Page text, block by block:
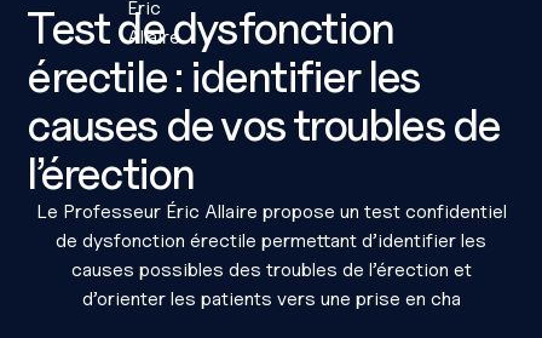
Test de dysfonction
érectile : identifier les
causes de vos troubles de
l’érection
Le Professeur Éric Allaire propose un test confidentiel
de dysfonction érectile permettant d’identifier les
causes possibles des troubles de l’érection et
d’orienter les patients vers une prise en cha